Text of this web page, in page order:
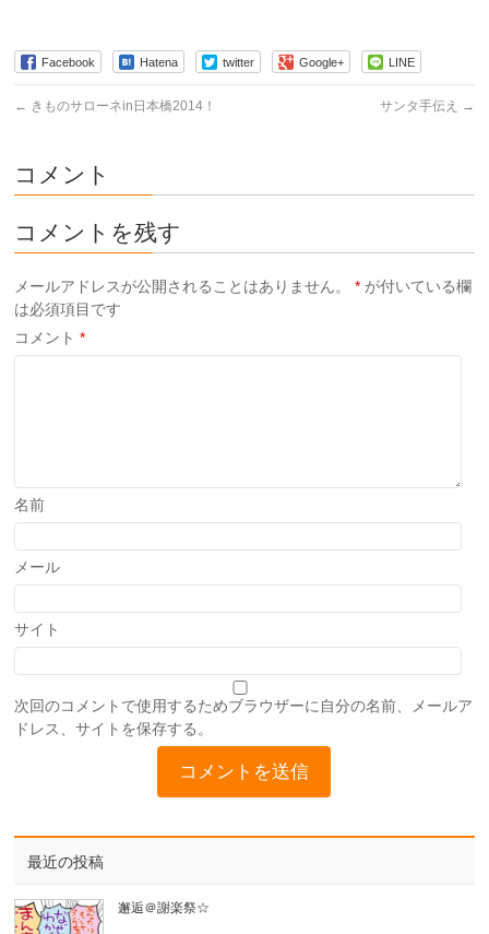
Facebook Hatena twitter Google+ LINE
← きものサローネin日本橋2014！ サンタ手伝え →
コメント
コメントを残す
メールアドレスが公開されることはありません。 * が付いている欄
は必須項目です
コメント*
名前
メール
サイト
次回のコメントで使用するためブラウザーに自分の名前、メールア
ドレス、サイトを保存する。
最近の投稿
邂逅＠謝楽祭☆